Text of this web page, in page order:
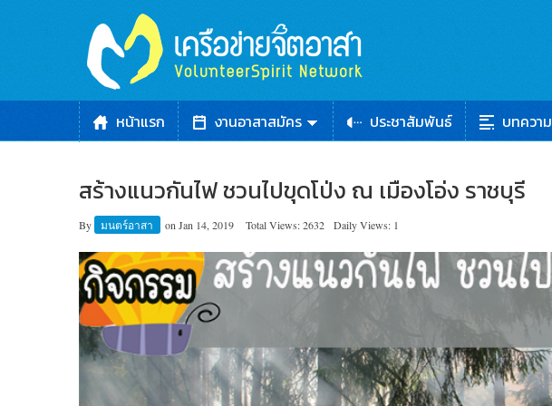
หน้าแรก งานอาสาสมัคร ประชาสัมพันธ์ บทความ
สร้างแนวกันไฟ ชวนไปขุดโป่ง ณ เมืองโอ่ง ราชบุรี
By มนตร์อาสา on Jan 14, 2019 Total Views: 2632 Daily Views: 1